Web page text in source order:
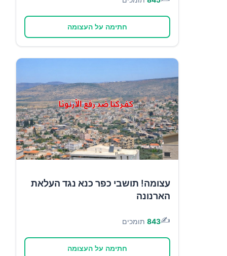
חתימה על העצומה
עצומה! תושבי כפר כנא נגד העלאת
הארנונה
✍️
843 תומכים
חתימה על העצומה